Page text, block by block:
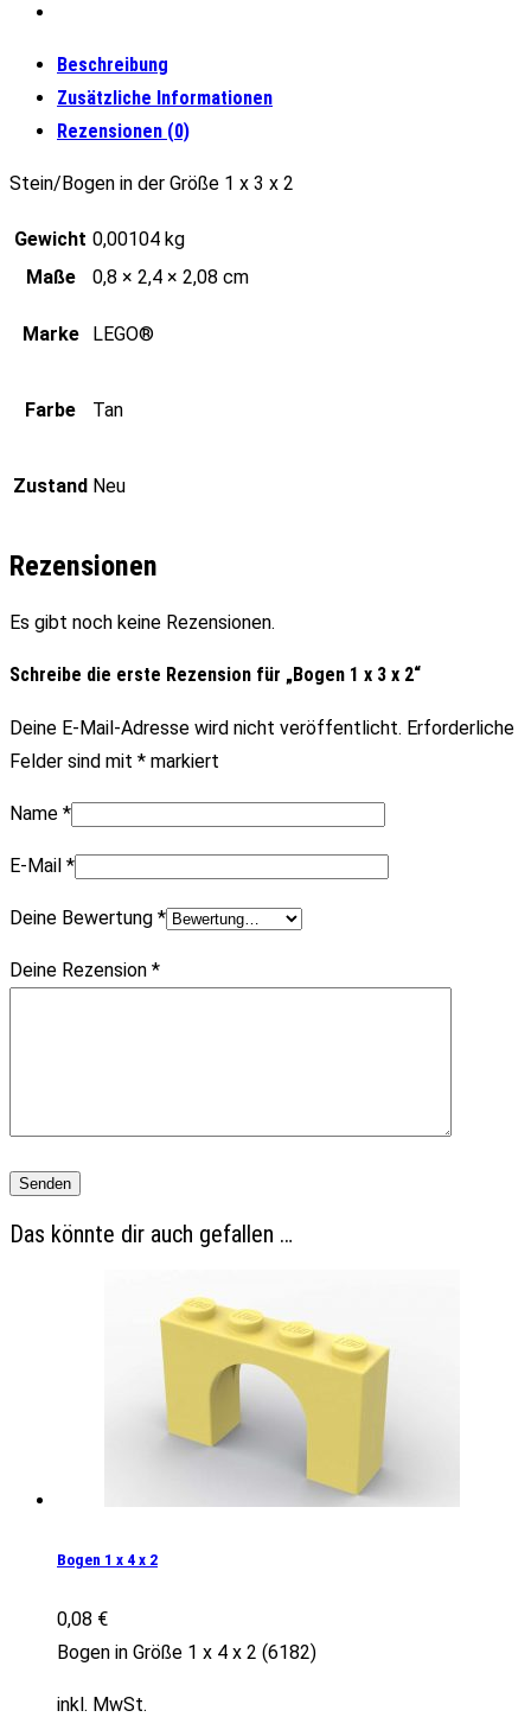
Beschreibung
Zusätzliche Informationen
Rezensionen (0)
Stein/Bogen in der Größe 1 x 3 x 2
Gewicht 0,00104 kg
Maße
0,8 × 2,4 × 2,08 cm
Marke LEGO®
Farbe Tan
Zustand Neu
Rezensionen
Es gibt noch keine Rezensionen.
Schreibe die erste Rezension für „Bogen 1 x 3 x 2“
Deine E-Mail-Adresse wird nicht veröffentlicht. Erforderliche
Felder sind mit * markiert
Name *
E-Mail *
Deine Bewertung *
Deine Rezension *
Das könnte dir auch gefallen …
Bogen 1 x 4 x 2
0,08 €
Bogen in Größe 1 x 4 x 2 (6182)
inkl. MwSt.